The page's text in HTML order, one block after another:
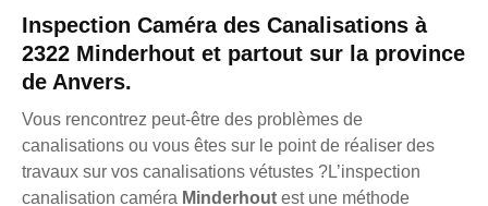
Inspection Caméra des Canalisations à
2322 Minderhout et partout sur la province
de Anvers.
Vous rencontrez peut-être des problèmes de
canalisations ou vous êtes sur le point de réaliser des
travaux sur vos canalisations vétustes ?L’inspection
canalisation caméra Minderhout est une méthode